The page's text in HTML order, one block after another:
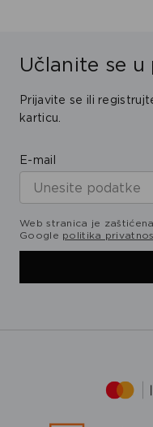
Učlanite se
Prijavite se ili
karticu.
E-mail
Web stranica je
Google politika